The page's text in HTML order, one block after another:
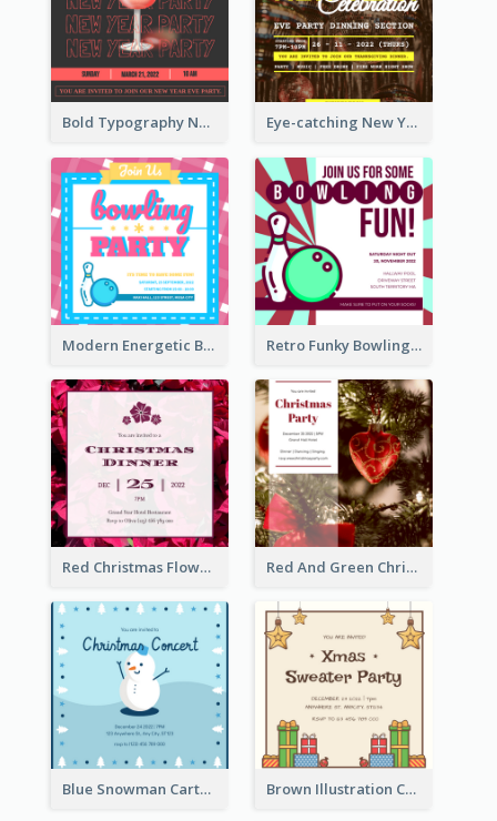
Bold Typography New Year Party Invitation Design Eye-catching New Year Eve Dinner Invitation Design Ideas
Modern Energetic Bowling Invitation Design Retro Funky Bowling Party Invitation Design
Red Christmas Flower Christmas Dinner Invitation Red And Green Christmas Tree Christmas Party Invitation
Blue Snowman Cartoon Christmas Concert Invitation Brown Illustration Christmas Sweater Party Invitation